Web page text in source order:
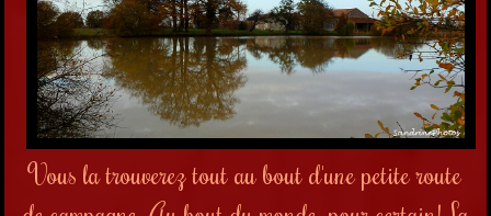
Vous la trouverez tout au bout d'une petite route